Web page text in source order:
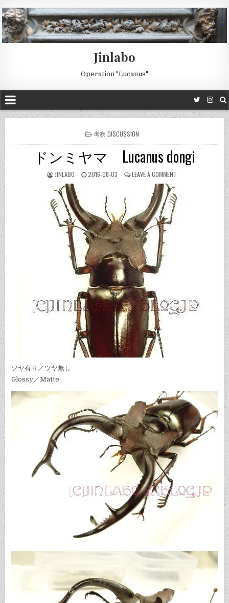
Jinlabo
Operation "Lucanus"
POSTED
考察 DISCUSSION
ドンミヤマ Lucanus dongi
JINLABO 2016-08-03 LEAVE A COMMENT
ツヤ有り／ツヤ無し
Glossy／Matte